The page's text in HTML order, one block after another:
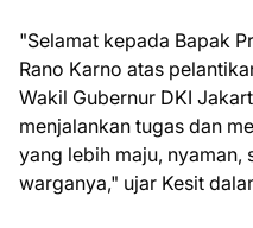
"Selamat kepada Bapak
Rano Karno atas
Wakil Gubernur DKI
menjalankan tugas dan
yang lebih maju, nyaman,
warganya," ujar Kesit